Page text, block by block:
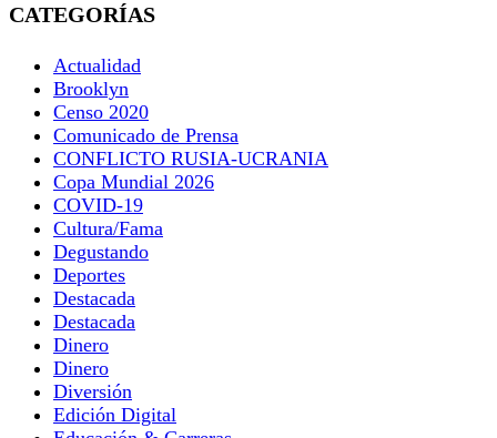
CATEGORÍAS
Actualidad
Brooklyn
Censo 2020
Comunicado de Prensa
CONFLICTO RUSIA-UCRANIA
Copa Mundial 2026
COVID-19
Cultura/Fama
Degustando
Deportes
Destacada
Destacada
Dinero
Dinero
Diversión
Edición Digital